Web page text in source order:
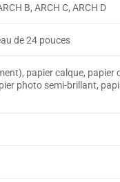
B, ARCH C, ARCH D
de 24 pouces
papier calque,
photo semi-brillant,